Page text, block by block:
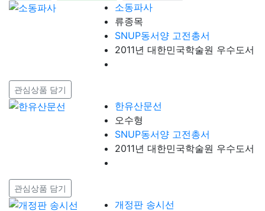
소동파사
류종목
SNUP동서양 고전총서
2011년 대한민국학술원 우수도서
관심상품 담기
한유산문선
오수형
SNUP동서양 고전총서
2011년 대한민국학술원 우수도서
관심상품 담기
개정판 송시선